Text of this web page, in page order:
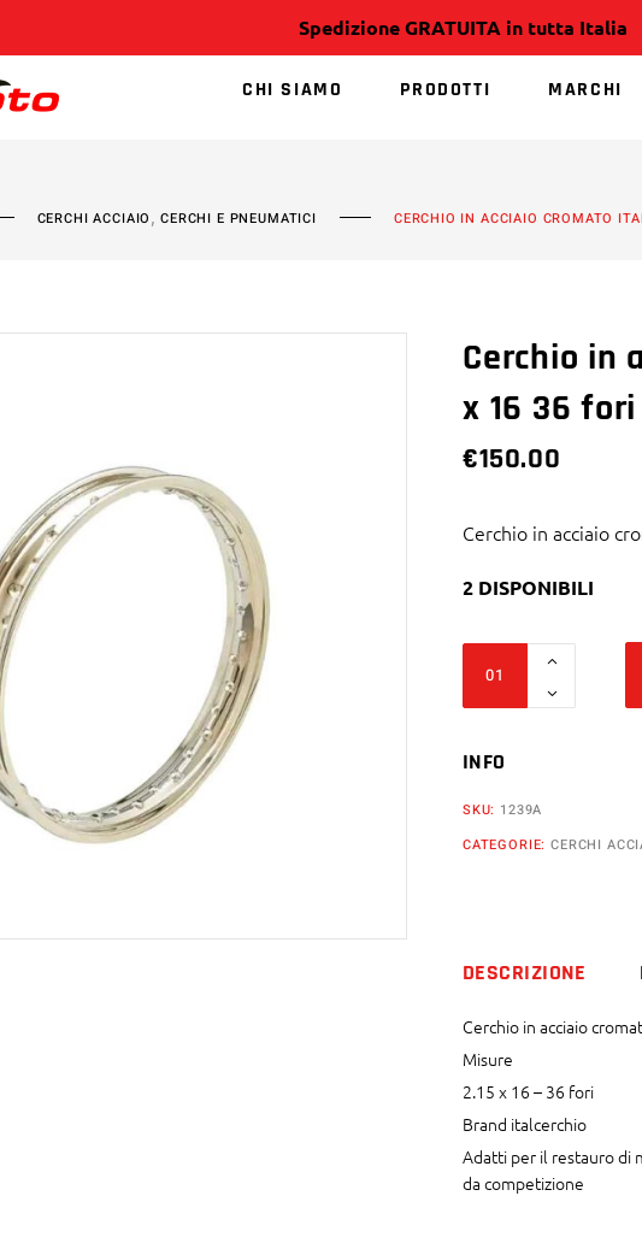
Spedizione GRATUITA in tutta Italia
CHI SIAMO PRODOTTI MARCHI
CERCHI ACCIAIO,CERCHI E PNEUMATICI CERCHIO IN ACCIAIO CROMATO
Cerchio in
x 16 36 fori
€150.00
Cerchio in acciaio
2 DISPONIBILI
cromato
2,15
x
quantity
INFO
SKU: 1239A
CATEGORIE:CERCHI
DESCRIZIONE
Cerchio in acciaio
Misure
2.15 x 16 – 36 fori
Brand italcerchio
Adatti per il restauro di
da competizione